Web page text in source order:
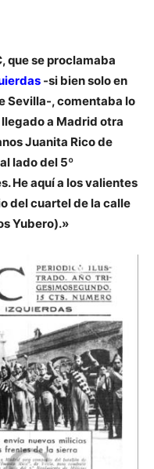
que se proclamaba
-si bien solo en
Sevilla-, comentaba lo
a Madrid otra
Juanita Rico de
lado del 5º
He aquí a los valientes
del cuartel de la calle
Yubero).»